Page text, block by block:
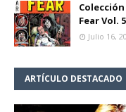
Fear Vol.
Julio 16,
ARTÍCULO DESTACADO